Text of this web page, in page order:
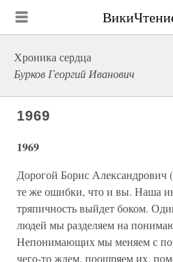
Хроника сердца
Бурков Георгий Иванович
1969
1969
Дорогой Борис
те же ошибки, что и вы. Наша
тряпичность выйдет боком.
людей мы разделяем на
Непонимающих мы меняем с
чего-то ждем, поощряем их,